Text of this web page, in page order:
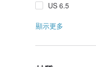
US 6.5
顯示更多